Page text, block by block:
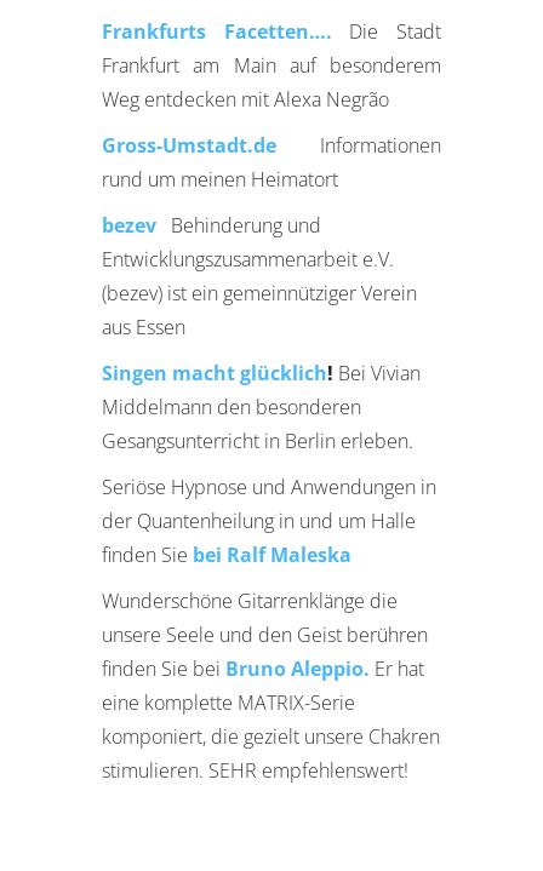
Frankfurts Facetten…. Die Stadt
Frankfurt am Main auf besonderem
Weg entdecken mit Alexa Negrão
Gross-Umstadt.de Informationen
rund um meinen Heimatort
bezev Behinderung und
Entwicklungszusammenarbeit e.V.
(bezev) ist ein gemeinnütziger Verein
aus Essen
Singen macht glücklich! Bei Vivian
Middelmann den besonderen
Gesangsunterricht in Berlin erleben.
Seriöse Hypnose und Anwendungen in
der Quantenheilung in und um Halle
finden Sie bei Ralf Maleska
Wunderschöne Gitarrenklänge die
unsere Seele und den Geist berühren
finden Sie bei Bruno Aleppio. Er hat
eine komplette MATRIX-Serie
komponiert, die gezielt unsere Chakren
stimulieren. SEHR empfehlenswert!